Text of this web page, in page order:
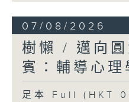
07/08/2026
樹懶 / 邁向
賓：輔導心理
足本 Full (HKT